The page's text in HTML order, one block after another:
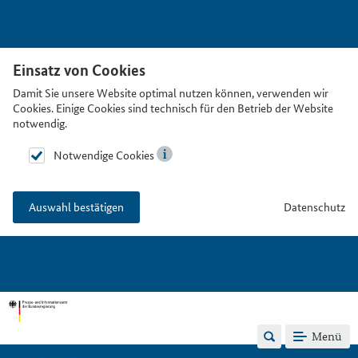
Einsatz von Cookies
Damit Sie unsere Website optimal nutzen können, verwenden wir
Cookies. Einige Cookies sind technisch für den Betrieb der Website
notwendig.
Notwendige Cookies
Auswahl bestätigen Datenschutz
Menü